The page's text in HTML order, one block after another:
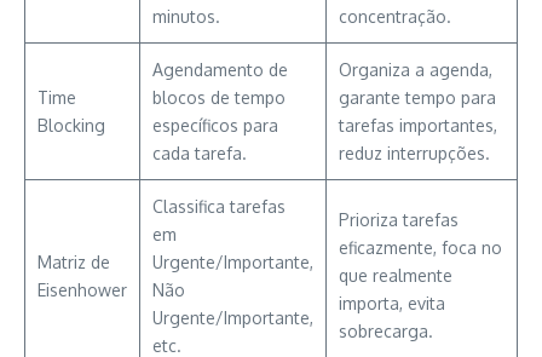
minutos.
concentração.
Time
Blocking
Agendamento de
blocos de tempo
específicos para
cada tarefa.
Organiza a agenda,
garante tempo para
tarefas importantes,
reduz interrupções.
Matriz de
Eisenhower
Classifica tarefas
em
Urgente/Importante,
Não
Urgente/Importante,
etc.
Prioriza tarefas
eficazmente, foca no
que realmente
importa, evita
sobrecarga.